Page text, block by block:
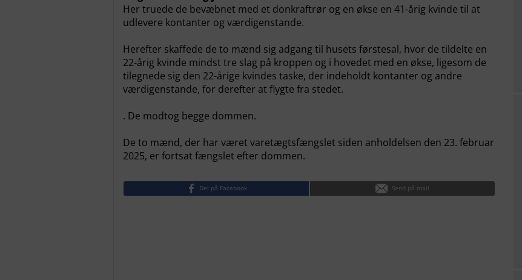
Her truede de bevæbnet med et donkraftrør og en økse en 41-årig kvinde til at
udlevere kontanter og værdigenstande.
Herefter skaffede de to mænd sig adgang til husets førstesal, hvor de tildelte en
22-årig kvinde mindst tre slag på kroppen og i hovedet med en økse, ligesom de
tilegnede sig den 22-årige kvindes taske, der indeholdt kontanter og andre
værdigenstande, for derefter at flygte fra stedet.
. De modtog begge dommen.
De to mænd, der har været varetægtsfængslet siden anholdelsen den 23. februar
2025, er fortsat fængslet efter dommen.
Del på Facebook Send på mail